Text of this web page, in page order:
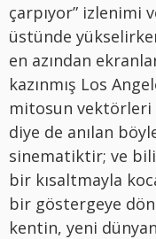
çarpıyor” izlenimi
üstünde
en azından
kazınmış Los
mitosun vektörleri
diye de anılan
sinematiktir; ve
bir kısaltmayla
bir göstergeye
kentin, yeni